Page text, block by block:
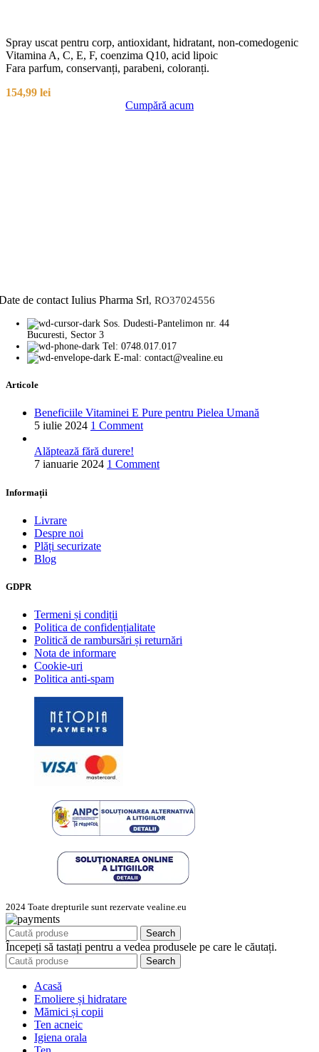
Spray uscat pentru corp, antioxidant, hidratant, non-comedogenic
Vitamina A, C, E, F, coenzima Q10, acid lipoic
Fara parfum, conservanți, parabeni, coloranți.
154,99 lei
Cumpără acum
de contact Iulius Pharma Srl, RO37024556
Sos. Dudesti-Pantelimon nr. 44
Bucuresti, Sector 3
Tel: 0748.017.017
E-mal: contact@vealine.eu
Articole
Beneficiile Vitaminei E Pure pentru Pielea Umană
5 iulie 2024 1 Comment
Alăptează fără durere!
7 ianuarie 2024 1 Comment
Informații
Livrare
Despre noi
Plăți securizate
Blog
GDPR
Termeni și condiții
Politica de confidențialitate
Politică de rambursări și returnări
Nota de informare
Cookie-uri
Politica anti-spam
2024 Toate drepturile sunt rezervate vealine.eu
Search
Începeți să tastați pentru a vedea produsele pe care le căutați.
Search
Acasă
Emoliere și hidratare
Mămici și copii
Ten acneic
Igiena orala